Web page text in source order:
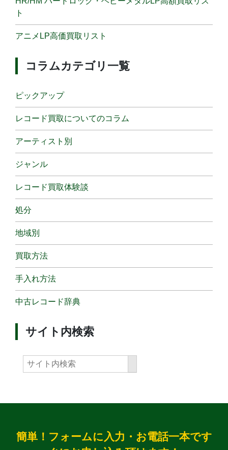
ト
アニメLP高価買取リスト
コラムカテゴリ一覧
ピックアップ
レコード買取についてのコラム
アーティスト別
ジャンル
レコード買取体験談
処分
地域別
買取方法
手入れ方法
中古レコード辞典
サイト内検索
簡単！フォームに入力・お電話一本です